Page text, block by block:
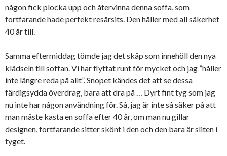
någon fick plocka upp och återvinna denna soffa, som
fortfarande hade perfekt resårsits. Den håller med all säkerhet
40 år till.
Samma eftermiddag tömde jag det skåp som innehöll den nya
klädseln till soffan. Vi har flyttat runt för mycket och jag ”håller
inte längre reda på allt”. Snopet kändes det att se dessa
färdigsydda överdrag, bara att dra på … Dyrt fint tyg som jag
nu inte har någon användning för. Så, jag är inte så säker på att
man måste kasta en soffa efter 40 år, om man nu gillar
designen, fortfarande sitter skönt i den och den bara är sliten i
tyget.